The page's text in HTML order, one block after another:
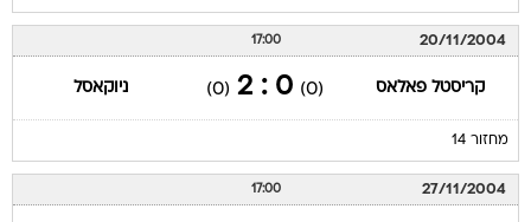
20/11/2004
17:00
קריסטל פאלאס (0)
0 : 2
(0) ניוקאסל
מחזור 14
27/11/2004
17:00